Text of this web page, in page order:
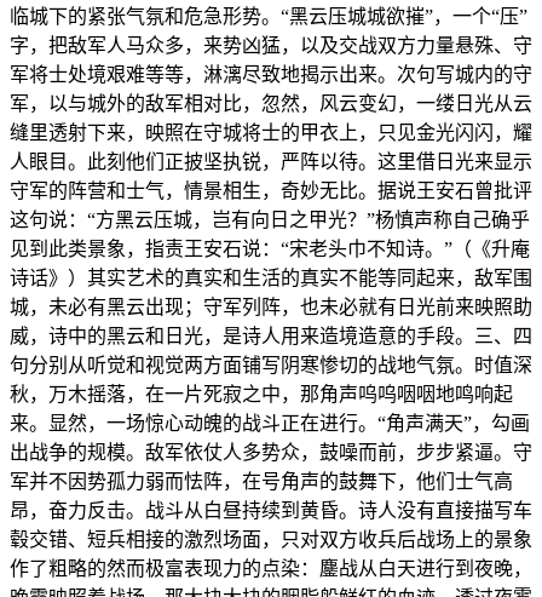
临城下的紧张气氛和危急形势。“黑云压城城欲摧”，一个“压”
字，把敌军人马众多，来势凶猛，以及交战双方力量悬殊、守
军将士处境艰难等等，淋漓尽致地揭示出来。次句写城内的守
军，以与城外的敌军相对比，忽然，风云变幻，一缕日光从云
缝里透射下来，映照在守城将士的甲衣上，只见金光闪闪，耀
人眼目。此刻他们正披坚执锐，严阵以待。这里借日光来显示
守军的阵营和士气，情景相生，奇妙无比。据说王安石曾批评
这句说：“方黑云压城，岂有向日之甲光？”杨慎声称自己确乎
见到此类景象，指责王安石说：“宋老头巾不知诗。”（《升庵
诗话》）其实艺术的真实和生活的真实不能等同起来，敌军围
城，未必有黑云出现；守军列阵，也未必就有日光前来映照助
威，诗中的黑云和日光，是诗人用来造境造意的手段。三、四
句分别从听觉和视觉两方面铺写阴寒惨切的战地气氛。时值深
秋，万木摇落，在一片死寂之中，那角声呜呜咽咽地鸣响起
来。显然，一场惊心动魄的战斗正在进行。“角声满天”，勾画
出战争的规模。敌军依仗人多势众，鼓噪而前，步步紧逼。守
军并不因势孤力弱而怯阵，在号角声的鼓舞下，他们士气高
昂，奋力反击。战斗从白昼持续到黄昏。诗人没有直接描写车
毂交错、短兵相接的激烈场面，只对双方收兵后战场上的景象
作了粗略的然而极富表现力的点染：鏖战从白天进行到夜晚，